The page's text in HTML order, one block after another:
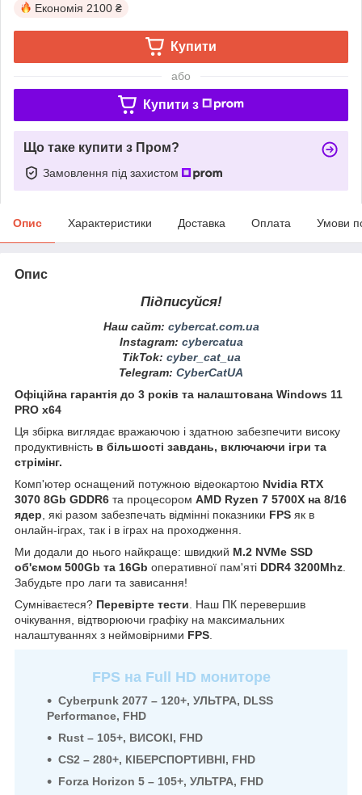
Економія 2100 ₴
Купити
або
Купити з
Що таке купити з Пром?
Замовлення під захистом
Опис Характеристики Доставка Оплата Умови
Опис
Підписуйся!
Наш сайт: cybercat.com.ua
Instagram: cybercatua
TikTok: cyber_cat_ua
Telegram: CyberCatUA
Офіційна гарантія до 3 років та налаштована Windows 11
PRO x64
Ця збірка виглядає вражаючою і здатною забезпечити високу
продуктивність в більшості завдань, включаючи ігри та
стрімінг.
Комп'ютер оснащений потужною відеокартою Nvidia RTX
3070 8Gb GDDR6 та процесором AMD Ryzen 7 5700X на 8/16
ядер , які разом забезпечать відмінні показники FPS як в
онлайн-іграх, так і в іграх на проходження.
Ми додали до нього найкраще: швидкий M.2 NVMe SSD
об'ємом 500Gb та 16Gb оперативної пам'яті DDR4 3200Mhz
Забудьте про лаги та зависання!
Сумніваєтеся? Перевірте тести . Наш ПК перевершив
очікування, відтворюючи графіку на максимальних
налаштуваннях з неймовірними FPS
FPS на Full HD мониторе
Cyberpunk 2077 – 120+, УЛЬТРА, DLSS
Performance, FHD
Rust – 105+, ВИСОКІ, FHD
CS2 – 280+, КІБЕРСПОРТИВНІ, FHD
Forza Horizon 5 – 105+, УЛЬТРА, FHD